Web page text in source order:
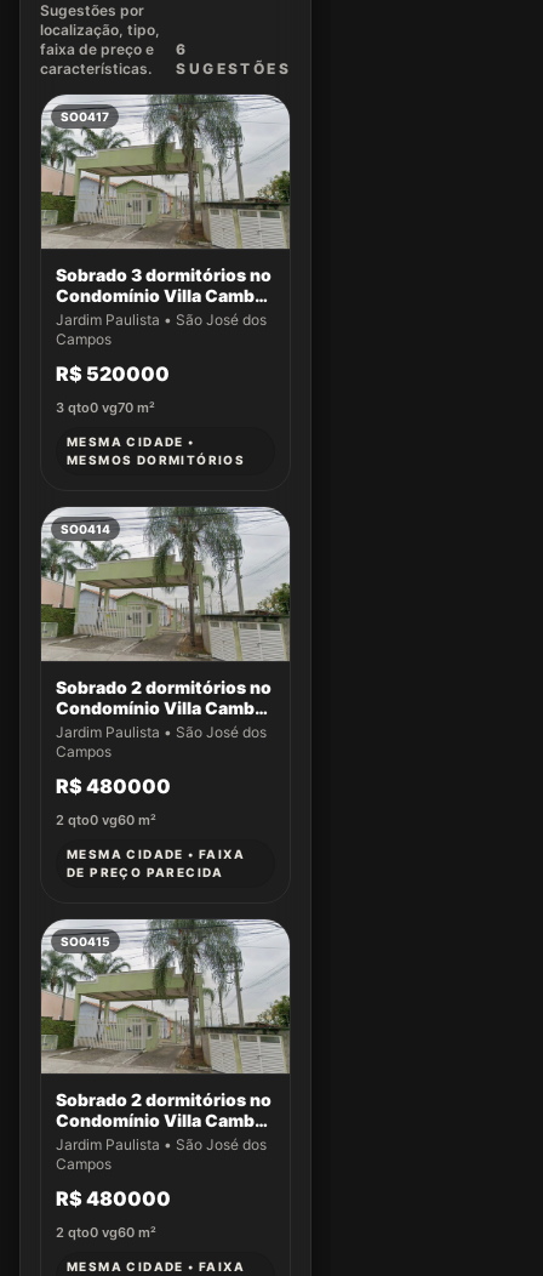
Sugestões por
localização, tipo,
faixa de preço e
características.
6
SUGEST ÕES
SO0417
Sobrado 3 dormitórios no
Condomínio Villa Cambuí
- Casa 032
Jardim Paulista • São José dos
Campos
R$ 520000
3 qto0 vg70 m²
MESMA CIDADE •
MESMOS DORMITÓRIOS
SO0414
Sobrado 2 dormitórios no
Condomínio Villa Cambuí
- Casa 004
Jardim Paulista • São José dos
Campos
R$ 480000
2 qto0 vg60 m²
MESMA CIDADE • FAIXA
DE PREÇO PARECIDA
SO0415
Sobrado 2 dormitórios no
Condomínio Villa Cambuí
- Casa 009
Jardim Paulista • São José dos
Campos
R$ 480000
2 qto0 vg60 m²
MESMA CIDADE • FAIXA